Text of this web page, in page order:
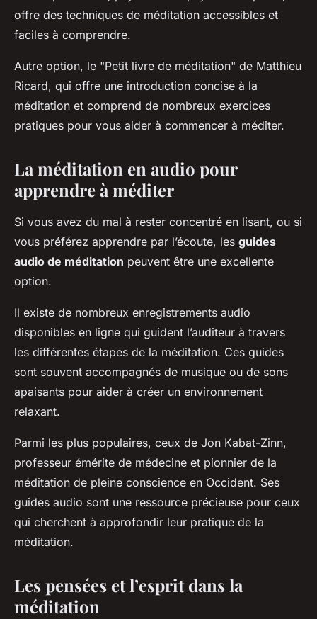
offre des techniques de méditation accessibles et
faciles à comprendre.
Autre option, le "Petit livre de méditation" de Matthieu
Ricard, qui offre une introduction concise à la
méditation et comprend de nombreux exercices
pratiques pour vous aider à commencer à méditer.
La méditation en audio pour
apprendre à méditer
Si vous avez du mal à rester concentré en lisant, ou si
vous préférez apprendre par l’écoute, les guides
audio de méditation peuvent être une excellente
option.
Il existe de nombreux enregistrements audio
disponibles en ligne qui guident l’auditeur à travers
les différentes étapes de la méditation. Ces guides
sont souvent accompagnés de musique ou de sons
apaisants pour aider à créer un environnement
relaxant.
Parmi les plus populaires, ceux de Jon Kabat-Zinn,
professeur émérite de médecine et pionnier de la
méditation de pleine conscience en Occident. Ses
guides audio sont une ressource précieuse pour ceux
qui cherchent à approfondir leur pratique de la
méditation.
Les pensées et l’esprit dans la
méditation